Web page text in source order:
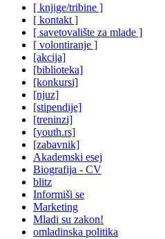
[ knjige/tribine ]
[ kontakt ]
[ savetovalište za mlade ]
[ volontiranje ]
[akcija]
[biblioteka]
[konkursi]
[njuz]
[stipendije]
[treninzi]
[youth.rs]
[zabavnik]
Akademski esej
Biografija - CV
blitz
Informiši se
Marketing
Mladi su zakon!
omladinska politika